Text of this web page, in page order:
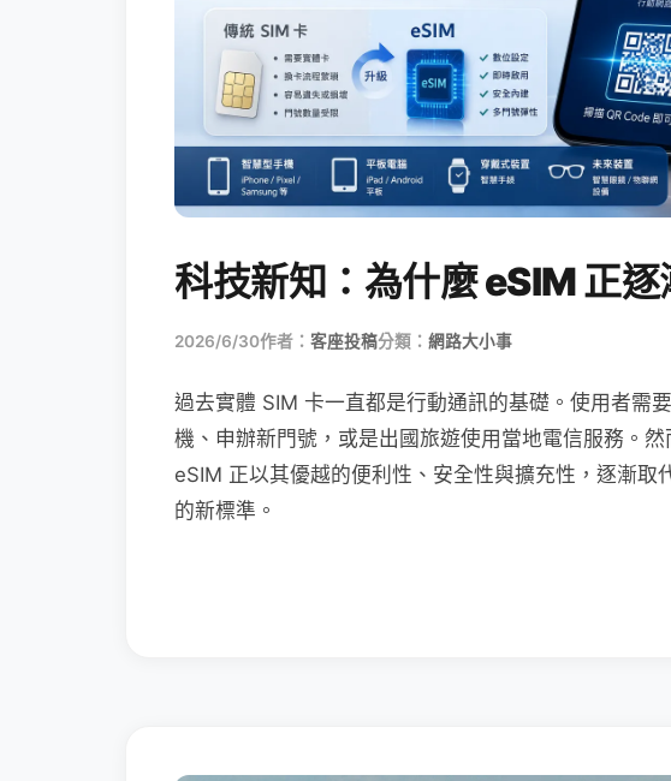
科技新知：為什麼 eSIM 正
2026/6/30作者： 客座投稿分類： 網路大小事
過去實體 SIM 卡一直都是行動通訊的基礎。使用者需
機、申辦新門號，或是出國旅遊使用當地電信服務。然
eSIM 正以其優越的便利性、安全性與擴充性，逐漸取
的新標準。